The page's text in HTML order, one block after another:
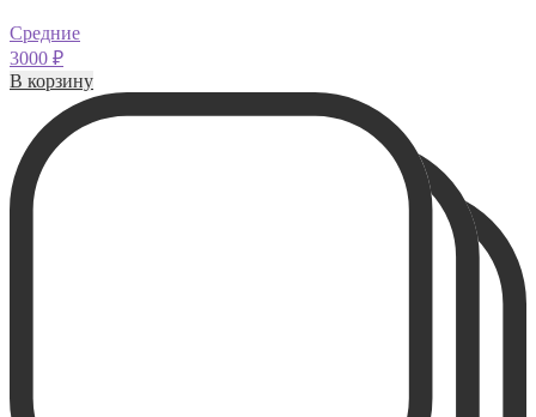
Средние
3000 ₽
В корзину